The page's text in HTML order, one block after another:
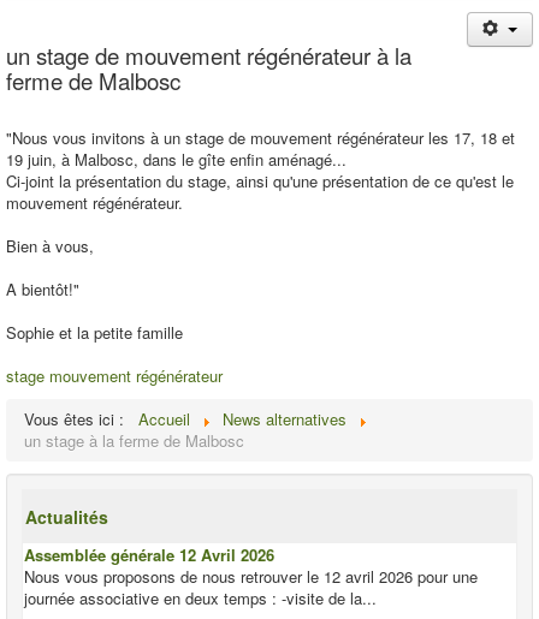
un stage de mouvement régénérateur à la
ferme de Malbosc
"Nous vous invitons à un stage de mouvement régénérateur les 17, 18 et
19 juin, à Malbosc, dans le gîte enfin aménagé...
Ci-joint la présentation du stage, ainsi qu'une présentation de ce qu'est le
mouvement régénérateur.
Bien à vous,
A bientôt!"
Sophie et la petite famille
stage mouvement régénérateur
Vous êtes ici :
Accueil
News alternatives
un stage à la ferme de Malbosc
Actualités
Assemblée générale 12 Avril 2026
Nous vous proposons de nous retrouver le 12 avril 2026 pour une
journée associative en deux temps : -visite de la...